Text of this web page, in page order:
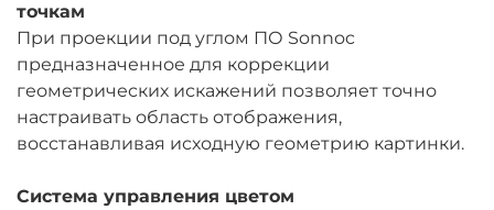
точкам
При проекции под углом ПО Sonnoc
предназначенное для коррекции
геометрических искажений позволяет точно
настраивать область отображения,
восстанавливая исходную геометрию картинки.
Система управления цветом